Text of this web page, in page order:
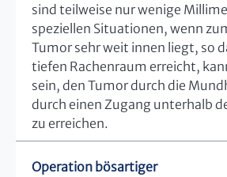
sind teilweise nur wenige
speziellen Situationen, wenn
Tumor sehr weit innen liegt, so
tiefen Rachenraum erreicht,
sein, den Tumor durch die
durch einen Zugang unterhalb
zu erreichen.
Operation bösartiger